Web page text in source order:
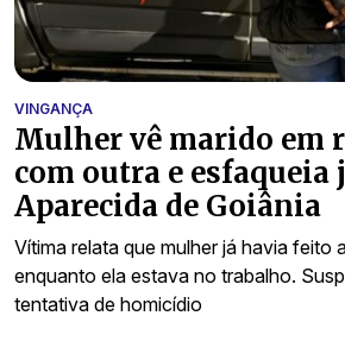
VINGANÇA
Mulher vê marido em
com outra e esfaqueia
Aparecida de Goiânia
Vítima relata que mulher já havia feito
enquanto ela estava no trabalho.
tentativa de homicídio